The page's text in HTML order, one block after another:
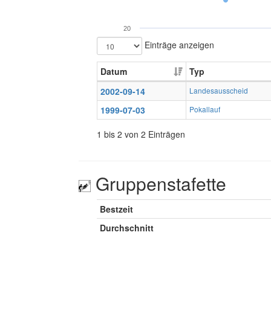
20
Einträge anzeigen
Datum
Typ
2002-09-14
Landesausscheid
1999-07-03 Pokallauf
1 bis 2 von 2 Einträgen
Gruppenstafette
Bestzeit
Durchschnitt